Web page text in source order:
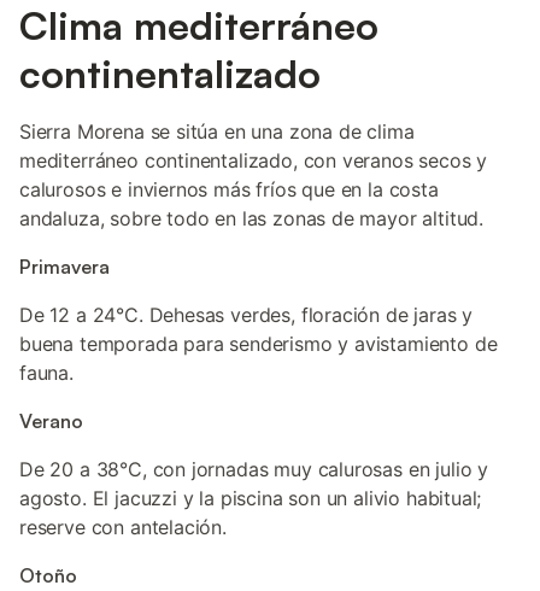
Clima mediterráneo
continentalizado
Sierra Morena se sitúa en una zona de clima
mediterráneo continentalizado, con veranos secos y
calurosos e inviernos más fríos que en la costa
andaluza, sobre todo en las zonas de mayor altitud.
Primavera
De 12 a 24°C. Dehesas verdes, floración de jaras y
buena temporada para senderismo y avistamiento de
fauna.
Verano
De 20 a 38°C, con jornadas muy calurosas en julio y
agosto. El jacuzzi y la piscina son un alivio habitual;
reserve con antelación.
Otoño